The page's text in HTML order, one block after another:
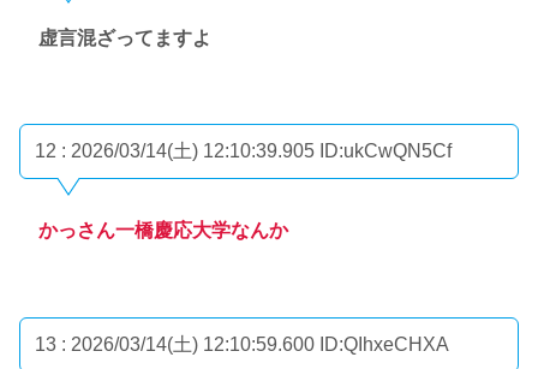
虚言混ざってますよ
12 : 2026/03/14(土) 12:10:39.905 ID:ukCwQN5Cf
かっさん一橋慶応大学なんか
13 : 2026/03/14(土) 12:10:59.600 ID:QIhxeCHXA